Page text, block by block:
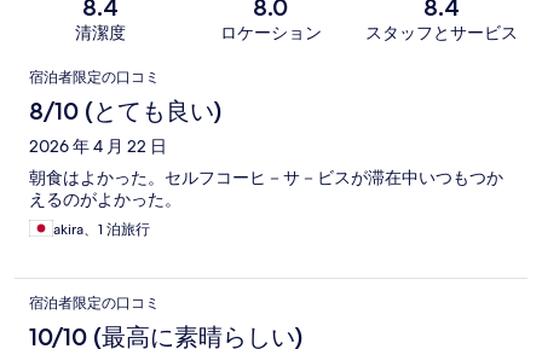
8.4
清潔度
8.0
ロケーション
8.4
スタッフとサービス
口
コ
ミ
宿泊者限定の口コミ
8/10 (とても良い)
2026 年 4 月 22 日
朝食はよかった。セルフコーヒ－サ－ビスが滞在中いつもつか
えるのがよかった。
akira、1 泊旅行
宿泊者限定の口コミ
10/10 (最高に素晴らしい)